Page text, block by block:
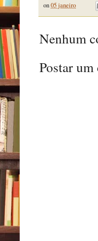
on05 janeiro
Nenhum
Postar